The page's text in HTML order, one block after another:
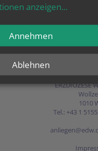
ERZDIÖZESE
1010
Tel.: +43 1
anzeigen...
Ablehnen
Annehmen